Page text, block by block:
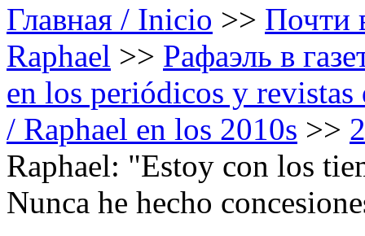
Главная / Inicio >> Почти
Raphael >> Рафаэль в
en los periódicos y
/ Raphael en los 2010s >>
Raphael: "Estoy con los
Nunca he hecho